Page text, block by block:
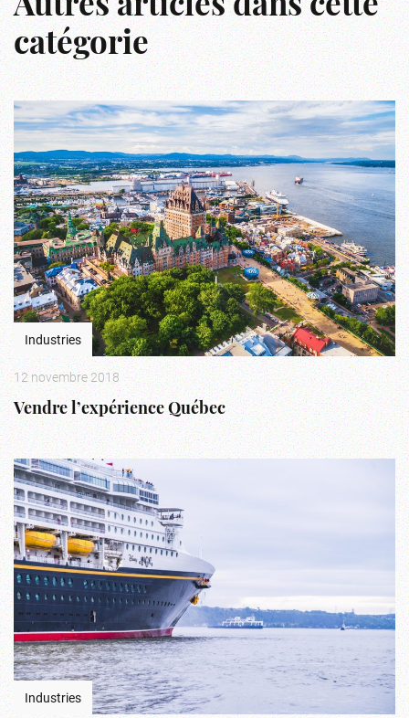
Autres articles dans cette
catégorie
Industries
12 novembre 2018
Vendre l’expérience Québec
Industries